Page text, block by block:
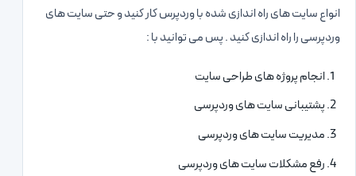
انواع سایت های راه اندازی شده با وردپرس کار کنید و حتی سایت های
وردپرسی را راه اندازی کنید . پس می توانید با :
انجام پروژه های طراحی سایت
پشتیبانی سایت های وردپرسی
مدیریت سایت های وردپرسی
رفع مشکلات سایت های وردپرسی